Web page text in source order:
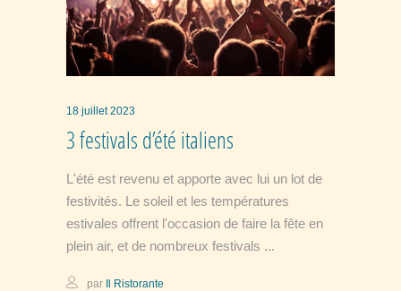
18 juillet 2023
3 festivals d’été italiens
L'été est revenu et apporte avec lui un lot de
festivités. Le soleil et les températures
estivales offrent l'occasion de faire la fête en
plein air, et de nombreux festivals
par Il Ristorante